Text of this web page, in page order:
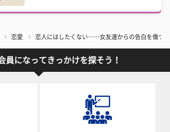
恋愛 恋人にはしたくない……女友達からの告白を傷つ
員になってきっかけを探そう！